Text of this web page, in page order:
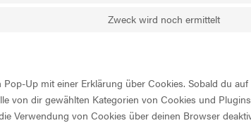
to
Zweck wird noch ermittelt
Up mit einer Erklärung über Cookies. Sobald du auf
von dir gewählten Kategorien von Cookies und
Verwendung von Cookies über deinen Browser